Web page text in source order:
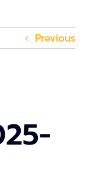
Previous